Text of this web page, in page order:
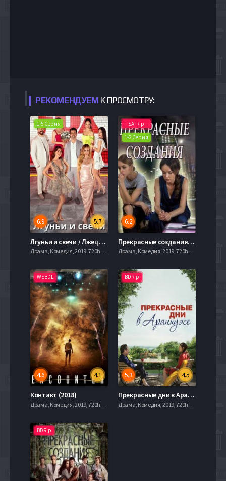
РЕКОМЕНДУЕМ К ПРОСМОТРУ:
1-5 Серия
5.7
6.9
Лгуньи и свечи / Лжецы и свечи (2021)
Драма, Комедия, 2019, 720hd, mobilen
SATRip
1-2 Серия
6.2
Прекрасные создания (2017)
Драма, Комедия, 2019, 720hd, mobilen
WEBDL
4.1
4.6
Контакт (2018)
Драма, Комедия, 2019, 720hd, mobilen
BDRip
4.5
5.3
Прекрасные дни в Аранхуэсе (2016)
Драма, Комедия, 2019, 720hd, mobilen
BDRip